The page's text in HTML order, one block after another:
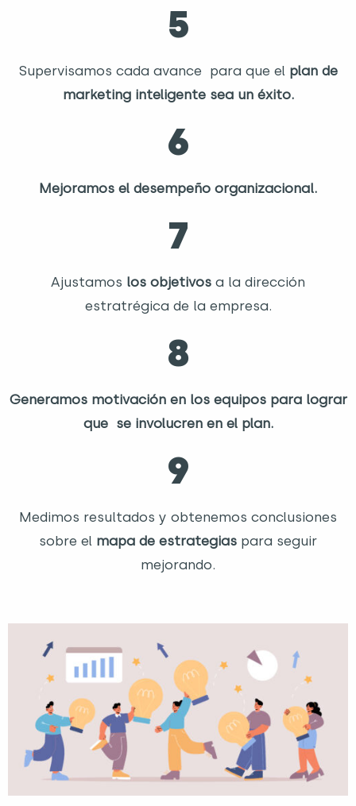
5
Supervisamos cada avance para que el plan de
marketing inteligente sea un éxito.
6
Mejoramos el desempeño organizacional.
7
Ajustamos los objetivos a la dirección
estratrégica de la empresa.
8
Generamos motivación en los equipos para lograr
que se involucren en el plan.
9
Medimos resultados y obtenemos conclusiones
sobre el mapa de estrategias para seguir
mejorando.